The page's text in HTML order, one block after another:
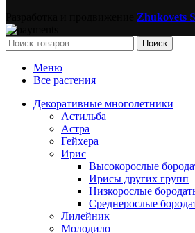
Zhukovets
Поиск
Меню
Все растения
Декоративные многолетники
Астильба
Астра
Гейхера
Ирис
Высокорослые
Ирисы других групп
Низкорослые
Среднерослые
Лилейник
Молодило